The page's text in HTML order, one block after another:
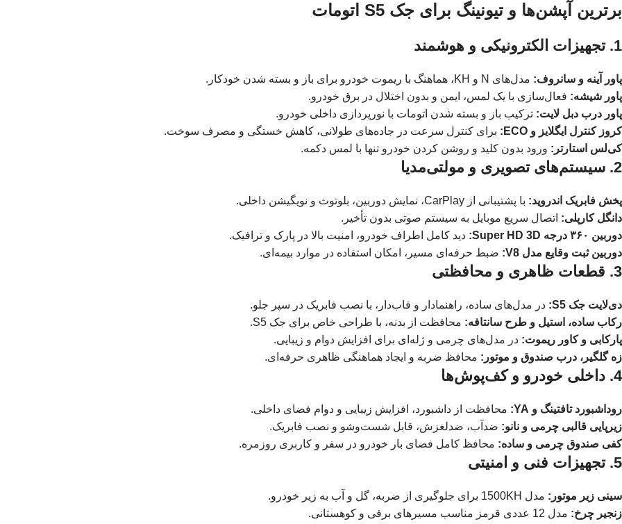
برترین آپشن‌ها و تیونینگ برای جک S5 اتومات
1. تجهیزات الکترونیکی و هوشمند
پاور آینه و سانروف: مدل‌های N و KH، هماهنگ با ریموت خودرو برای باز و بسته شدن خودکار.
پاور شیشه: فعال‌سازی با یک لمس، ایمن و بدون اختلال در برق خودرو.
پاور درب دبل لایت: ترکیب باز و بسته شدن اتومات با نورپردازی داخلی خودرو.
کروز کنترل ایگلایز و ECO:
برای کنترل سرعت در جاده‌های طولانی، کاهش خستگی و مصرف سوخت.
کی‌لس استارتر: ورود بدون کلید و روشن کردن خودرو تنها با لمس دکمه.
2. سیستم‌های تصویری و مولتی‌مدیا
پخش فابریک اندروید: با پشتیبانی از CarPlay، نمایش دوربین، بلوتوث و نویگیشن داخلی.
دانگل کارپلی: اتصال سریع موبایل به سیستم صوتی بدون تأخیر.
دوربین ۳۶۰ درجه Super HD 3D:
دید کامل اطراف خودرو، امنیت بالا در پارک و ترافیک.
دوربین ثبت وقایع مدل V8:
ضبط حرفه‌ای مسیر، امکان استفاده در موارد بیمه‌ای.
3. قطعات ظاهری و محافظتی
دی‌لایت جک S5:
در مدل‌های ساده، راهنمادار و قاب‌دار، با نصب فابریک در سپر جلو.
رکاب ساده، استیل و طرح سانتافه: محافظت از بدنه، با طراحی خاص برای جک S5.
پارکابی و کاور ریموت: در مدل‌های چرمی و ژله‌ای برای افزایش دوام و زیبایی.
زه گلگیر، درب صندوق و موتور: محافظ ضربه و ایجاد هماهنگی ظاهری حرفه‌ای.
4. داخلی خودرو و کف‌پوش‌ها
روداشبورد تافتینگ و YA:
محافظت از داشبورد، افزایش زیبایی و دوام فضای داخلی.
زیرپایی قالبی چرمی و نانو: ضدآب، ضدلغزش، قابل شست‌وشو و نصب فابریک.
کفی صندوق چرمی و ساده: محافظ کامل فضای بار خودرو در سفر و کاربری روزمره.
5. تجهیزات فنی و امنیتی
سینی زیر موتور: مدل 1500KH برای جلوگیری از ضربه، گل و آب به زیر خودرو.
زنجیر چرخ: مدل 12 عددی قرمز مناسب مسیرهای برفی و کوهستانی.